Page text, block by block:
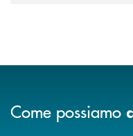
Come possiamo